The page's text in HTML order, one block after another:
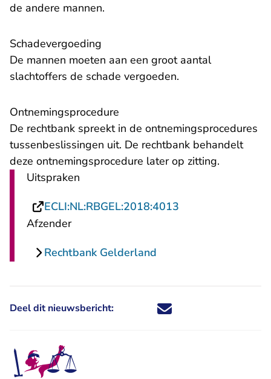
de andere mannen.
Schadevergoeding
De mannen moeten aan een groot aantal
slachtoffers de schade vergoeden.
Ontnemingsprocedure
De rechtbank spreekt in de ontnemingsprocedures
tussenbeslissingen uit. De rechtbank behandelt
deze ontnemingsprocedure later op zitting.
Uitspraken
ECLI:NL:RBGEL:2018:4013
Afzender
Rechtbank Gelderland
Deel dit nieuwsbericht: Deel dit nieuwsbericht via X -
Deel dit nieuwsbericht via
Deel dit nieuwsbericht
Deel dit